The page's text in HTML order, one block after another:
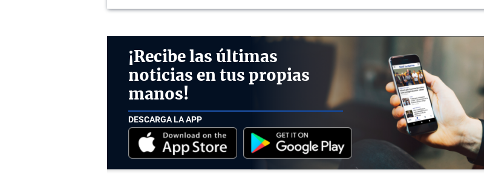
¡Recibe las últimas
noticias en tus propias
manos!
DESCARGA LA APP